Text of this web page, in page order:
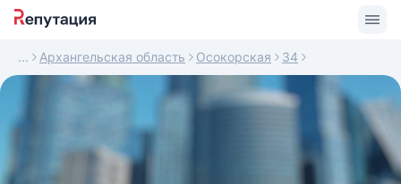
Архангельская область Осокорская 34